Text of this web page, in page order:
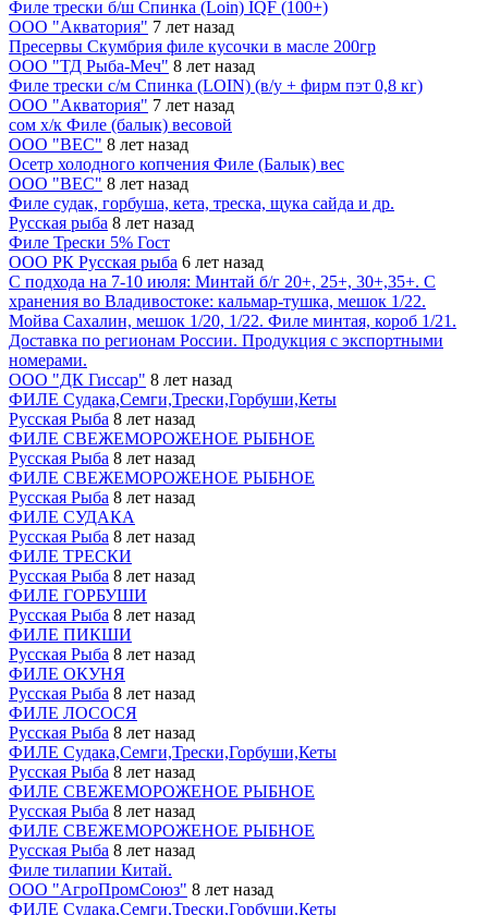
Филе трески б/ш Спинка (Loin) IQF (100+)
ООО "Акватория" 7 лет назад
Пресервы Скумбрия филе кусочки в масле 200гр
ООО "ТД Рыба-Меч" 8 лет назад
Филе трески с/м Спинка (LOIN) (в/у + фирм пэт 0,8 кг)
ООО "Акватория" 7 лет назад
сом х/к Филе (балык) весовой
ООО "ВЕС" 8 лет назад
Осетр холодного копчения Филе (Балык) вес
ООО "ВЕС" 8 лет назад
Филе судак, горбуша, кета, треска, щука сайда и др.
Русская рыба 8 лет назад
Филе Трески 5% Гост
ООО РК Русская рыба 6 лет назад
С подхода на 7-10 июля: Минтай б/г 20+, 25+, 30+,35+. С
хранения во Владивостоке: кальмар-тушка, мешок 1/22.
Мойва Сахалин, мешок 1/20, 1/22. Филе минтая, короб 1/21.
Доставка по регионам России. Продукция с экспортными
номерами.
ООО "ДК Гиссар" 8 лет назад
ФИЛЕ Судака,Семги,Трески,Горбуши,Кеты
Русская Рыба 8 лет назад
ФИЛЕ СВЕЖЕМОРОЖЕНОЕ РЫБНОЕ
Русская Рыба 8 лет назад
ФИЛЕ СВЕЖЕМОРОЖЕНОЕ РЫБНОЕ
Русская Рыба 8 лет назад
ФИЛЕ СУДАКА
Русская Рыба 8 лет назад
ФИЛЕ ТРЕСКИ
Русская Рыба 8 лет назад
ФИЛЕ ГОРБУШИ
Русская Рыба 8 лет назад
ФИЛЕ ПИКШИ
Русская Рыба 8 лет назад
ФИЛЕ ОКУНЯ
Русская Рыба 8 лет назад
ФИЛЕ ЛОСОСЯ
Русская Рыба 8 лет назад
ФИЛЕ Судака,Семги,Трески,Горбуши,Кеты
Русская Рыба 8 лет назад
ФИЛЕ СВЕЖЕМОРОЖЕНОЕ РЫБНОЕ
Русская Рыба 8 лет назад
ФИЛЕ СВЕЖЕМОРОЖЕНОЕ РЫБНОЕ
Русская Рыба 8 лет назад
Филе тилапии Китай.
ООО "АгроПромСоюз" 8 лет назад
ФИЛЕ Судака,Семги,Трески,Горбуши,Кеты